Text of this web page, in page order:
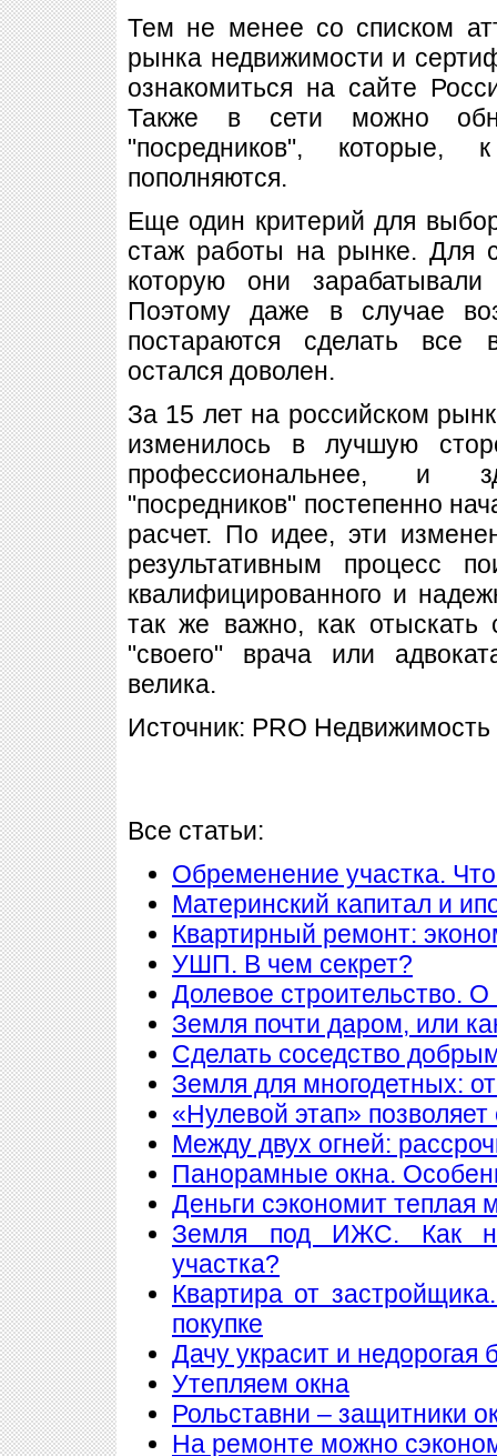
Тем не менее со списком
рынка недвижимости и
ознакомиться на сайте
Также в сети можно
"посредников", которые,
пополняются.
Еще один критерий для
стаж работы на рынке. Для
которую они
Поэтому даже в случае
постараются сделать все
остался доволен.
За 15 лет на российском
изменилось в лучшую
профессиональнее, и
"посредников" постепенно
расчет. По идее, эти
результативным процесс
квалифицированного и
так же важно, как отыскать
"своего" врача или
велика.
Источник: PRO Недвижимость
Все статьи:
Обременение участка.
Материнский капитал и
Квартирный ремонт:
УШП. В чем секрет?
Долевое строительство.
Земля почти даром, или
Сделать соседство
Земля для многодетных:
«Нулевой этап»
Между двух огней:
Панорамные окна.
Деньги сэкономит теплая
Земля под ИЖС. Как
участка?
Квартира от
покупке
Дачу украсит и недорогая
Утепляем окна
Рольставни – защитники
На ремонте можно